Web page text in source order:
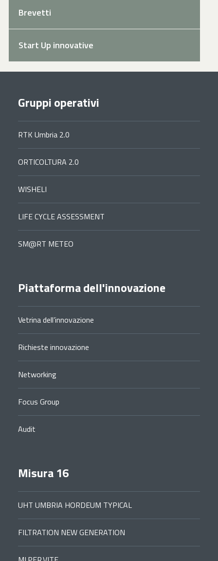
Brevetti
Start Up innovative
Gruppi operativi
RTK Umbria 2.0
ORTICOLTURA 2.0
WISHELI
LIFE CYCLE ASSESSMENT
SM@RT METEO
Piattaforma dell'innovazione
Vetrina dell’innovazione
Richieste innovazione
Networking
Focus Group
Audit
Misura 16
UHT UMBRIA HORDEUM TYPICAL
FILTRATION NEW GENERATION